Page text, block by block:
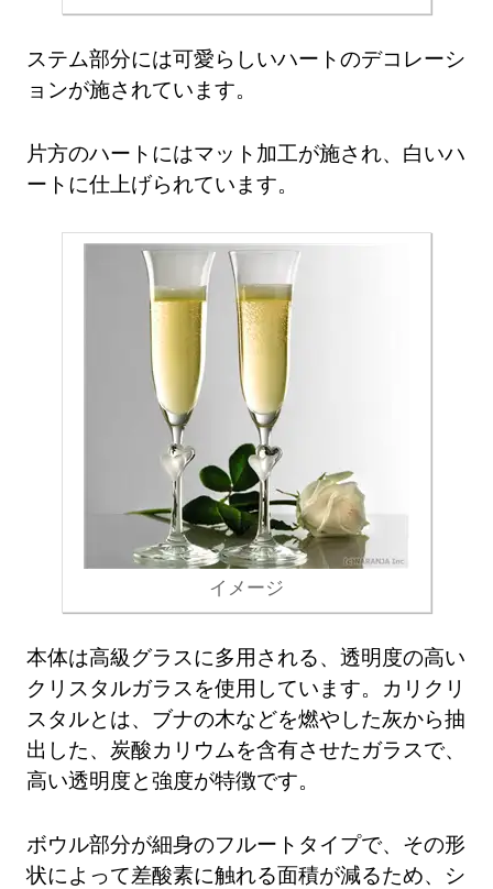
ステム部分には可愛らしいハートのデコレーシ
ョンが施されています。
片方のハートにはマット加工が施され、白いハ
ートに仕上げられています。
イメージ
本体は高級グラスに多用される、透明度の高い
クリスタルガラスを使用しています。カリクリ
スタルとは、ブナの木などを燃やした灰から抽
出した、炭酸カリウムを含有させたガラスで、
高い透明度と強度が特徴です。
ボウル部分が細身のフルートタイプで、その形
状によって差酸素に触れる面積が減るため、シ